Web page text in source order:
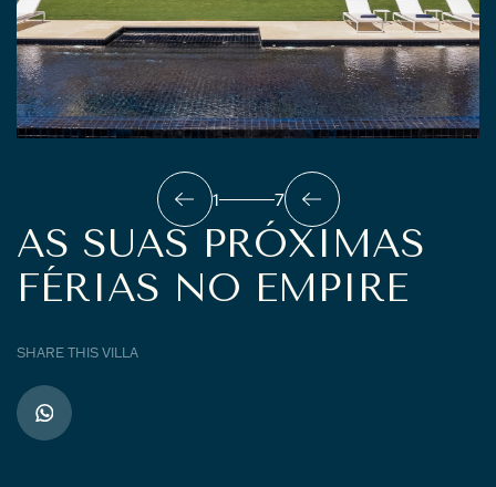
1 7
AS SUAS PRÓXIMAS
FÉRIAS NO EMPIRE
SHARE THIS VILLA